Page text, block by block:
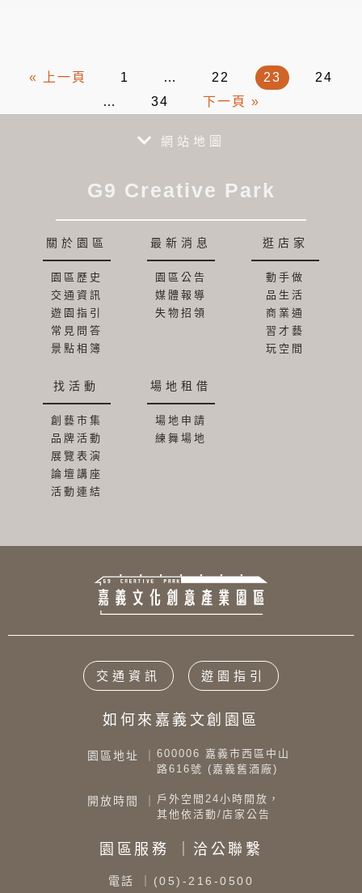
« 上一頁 1 … 22 23
24
…
34 下一頁 »
網站地圖
G9 Creative Park
關於園區
園區歷史
交通資訊
遊園指引
常見問答
景點相簿
最新消息
園區公告
媒體報導
失物招領
逛店家
動手做
品生活
商業通
習才藝
玩空間
找活動
創藝市集
品牌活動
展覽表演
論壇講座
活動連結
場地租借
場地申請
練舞場地
交通資訊 遊園指引
如何來嘉義文創園區
園區地址 ｜ 600006 嘉義市西區中山
路616號 (嘉義舊酒廠)
開放時間 ｜ 戶外空間24小時開放，
其他依活動/店家公告
園區服務 ｜洽公聯繫
電話 ｜(05)-216-0500